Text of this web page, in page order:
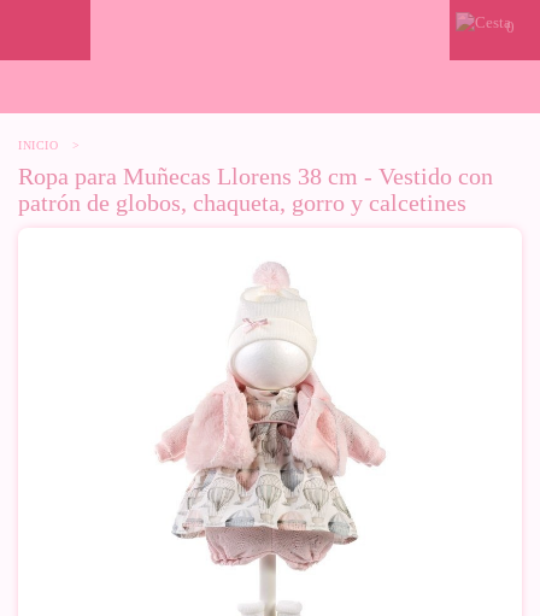
0
INICIO >
Ropa para Muñecas Llorens 38 cm - Vestido con
patrón de globos, chaqueta, gorro y calcetines